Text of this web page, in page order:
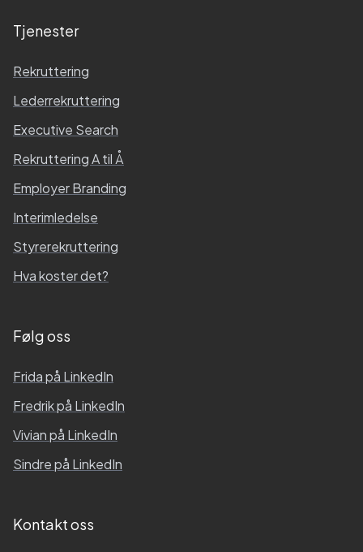
Tjenester
Rekruttering
Lederrekruttering
Executive Search
Rekruttering A til Å
Employer Branding
Interimledelse
Styrerekruttering
Hva koster det?
Følg oss
Fridapå LinkedIn
Fredrikpå LinkedIn
Vivianpå LinkedIn
Sindrepå LinkedIn
Kontakt oss